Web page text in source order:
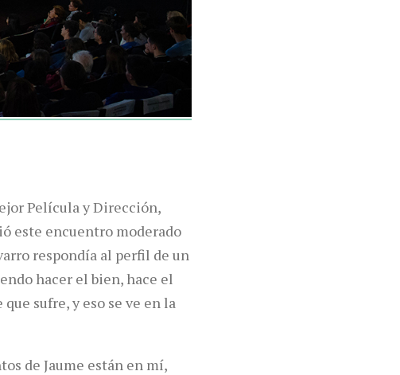
Película y Dirección,
este encuentro moderado
respondía al perfil de un
hacer el bien, hace el
sufre, y eso se ve en la
de Jaume están en mí,